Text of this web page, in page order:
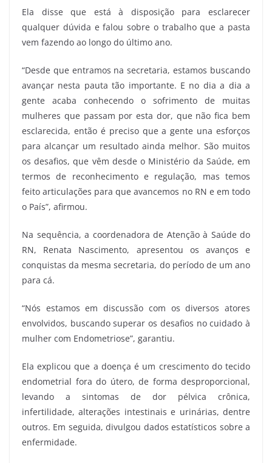
Ela disse que está à disposição para esclarecer
qualquer dúvida e falou sobre o trabalho que a pasta
vem fazendo ao longo do último ano.
“Desde que entramos na secretaria, estamos buscando
avançar nesta pauta tão importante. E no dia a dia a
gente acaba conhecendo o sofrimento de muitas
mulheres que passam por esta dor, que não fica bem
esclarecida, então é preciso que a gente una esforços
para alcançar um resultado ainda melhor. São muitos
os desafios, que vêm desde o Ministério da Saúde, em
termos de reconhecimento e regulação, mas temos
feito articulações para que avancemos no RN e em todo
o País”, afirmou.
Na sequência, a coordenadora de Atenção à Saúde do
RN, Renata Nascimento, apresentou os avanços e
conquistas da mesma secretaria, do período de um ano
para cá.
“Nós estamos em discussão com os diversos atores
envolvidos, buscando superar os desafios no cuidado à
mulher com Endometriose”, garantiu.
Ela explicou que a doença é um crescimento do tecido
endometrial fora do útero, de forma desproporcional,
levando a sintomas de dor pélvica crônica,
infertilidade, alterações intestinais e urinárias, dentre
outros. Em seguida, divulgou dados estatísticos sobre a
enfermidade.